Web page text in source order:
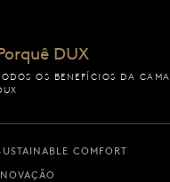
DUX
OS BENEFÍCIOS DA CAMA
COMFORT